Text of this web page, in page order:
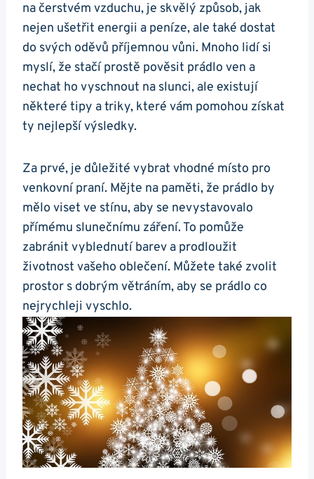
na čerstvém vzduchu,⁤ je skvělý způsob, jak⁢
nejen ušetřit energii a peníze, ale také dostat
do svých ​oděvů‍ příjemnou vůni. Mnoho lidí si⁤
myslí,⁤ že stačí prostě pověsit prádlo ven a
⁣nechat⁣ ho vyschnout na slunci,⁤ ale⁤ existují ​
některé tipy⁢ a ‌triky, které vám pomohou​ získat
ty⁤ nejlepší výsledky.
Za prvé, je‌ důležité vybrat vhodné místo pro
venkovní‌ praní. Mějte na paměti, že prádlo by
mělo viset ve stínu, aby se nevystavovalo⁤
přímému slunečnímu záření. To pomůže
‍zabránit​ vyblednutí barev a ‍prodloužit
životnost vašeho oblečení. Můžete také zvolit
prostor s dobrým větráním, aby se prádlo co
‍nejrychleji vyschlo.